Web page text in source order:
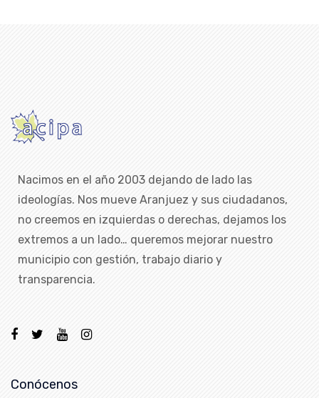
Nacimos en el año 2003 dejando de lado las
ideologías. Nos mueve Aranjuez y sus ciudadanos,
no creemos en izquierdas o derechas, dejamos los
extremos a un lado… queremos mejorar nuestro
municipio con gestión, trabajo diario y
transparencia.
Conócenos